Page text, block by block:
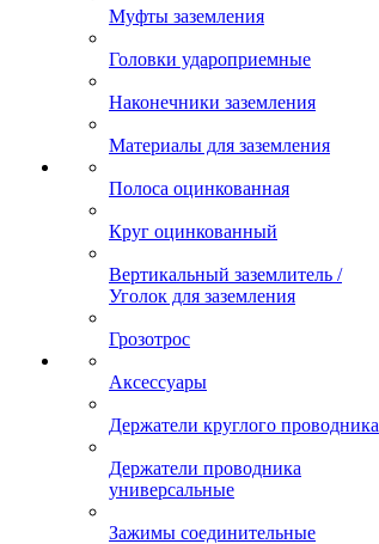
Муфты заземления
Головки удароприемные
Наконечники заземления
Материалы для заземления
Полоса оцинкованная
Круг оцинкованный
Вертикальный заземлитель /
Уголок для заземления
Грозотрос
Аксессуары
Держатели круглого проводника
Держатели проводника
универсальные
Зажимы соединительные